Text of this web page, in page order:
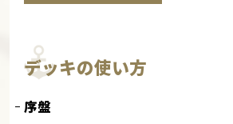
デッキの使い方
序盤